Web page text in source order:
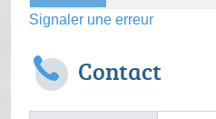
Signaler une erreur
Contact